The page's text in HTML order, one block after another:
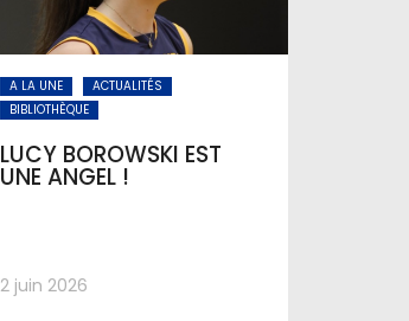
A LA UNE
ACTUALITÉS
BIBLIOTHÈQUE
LUCY BOROWSKI EST
UNE ANGEL !
2 juin 2026